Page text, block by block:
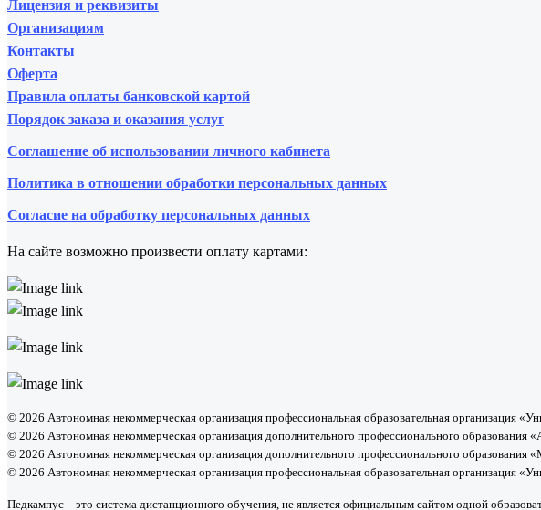
Лицензия и реквизиты
Организациям
Контакты
Оферта
Правила оплаты банковской картой
Порядок заказа и оказания услуг
Соглашение об использовании личного кабинета
Политика в отношении обработки персональных данных
Согласие на обработку персональных данных
На сайте возможно произвести оплату картами:
© 2026 Автономная некоммерческая организация профессиональная образовательная организация
© 2026 Автономная некоммерческая организация дополнительного профессионального образования
© 2026 Автономная некоммерческая организация дополнительного профессионального образования
© 2026 Автономная некоммерческая организация профессиональная образовательная организация
Педкампус – это система дистанционного обучения, не является официальным сайтом одной